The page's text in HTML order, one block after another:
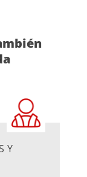
Y